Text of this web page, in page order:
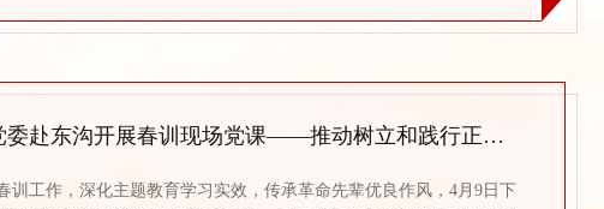
，采取实景研学、专题领学、党性教育融合开展的形式，深化思想教
...
文旅学院分党委赴东沟开展春训现场党课——推动树立和践行正确政绩观学习教育走深走实
训工作，深化主题教育学习实效，传承革命先辈优良作风，4月9日下